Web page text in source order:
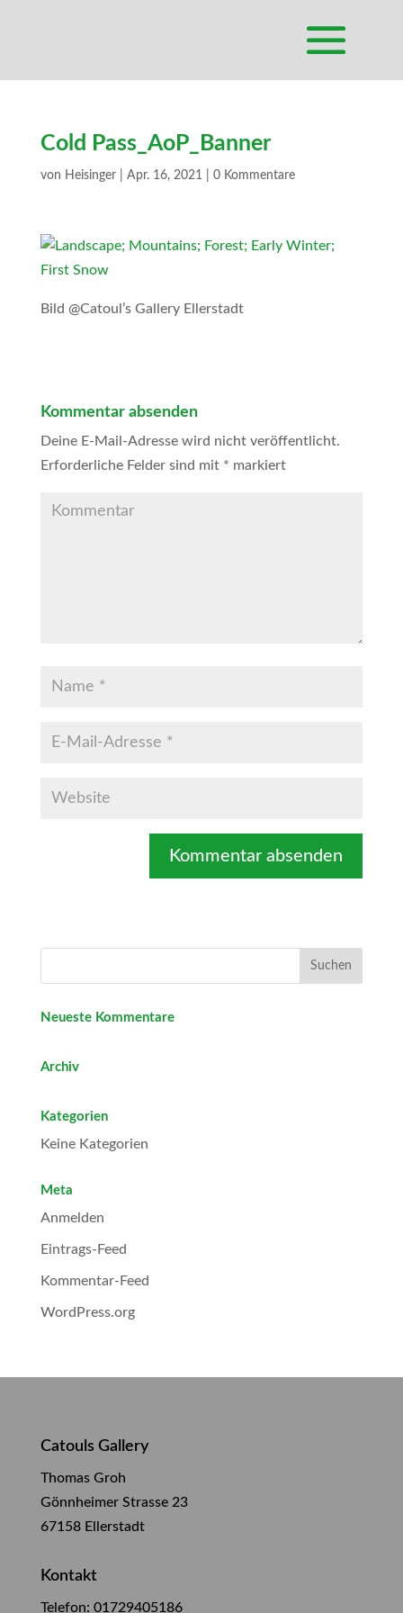
Cold Pass_AoP_Banner
von Heisinger| Apr. 16, 2021 0 Kommentare
Bild @Catoul’s Gallery Ellerstadt
Kommentar absenden
Deine E-Mail-Adresse wird nicht veröffentlicht.
Erforderliche Felder sind mit * markiert
Neueste Kommentare
Archiv
Kategorien
Keine Kategorien
Meta
Anmelden
Eintrags-Feed
Kommentar-Feed
WordPress.org
Catouls Gallery
Thomas Groh
Gönnheimer Strasse 23
67158 Ellerstadt
Kontakt
Telefon: 01729405186